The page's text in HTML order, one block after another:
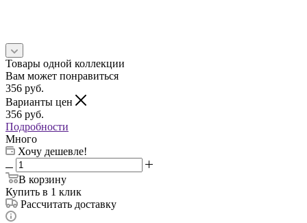
Товары одной коллекции
Вам может понравиться
356 руб.
Варианты цен
356 руб.
Подробности
Много
Хочу дешевле!
В корзину
Купить в 1 клик
Рассчитать доставку